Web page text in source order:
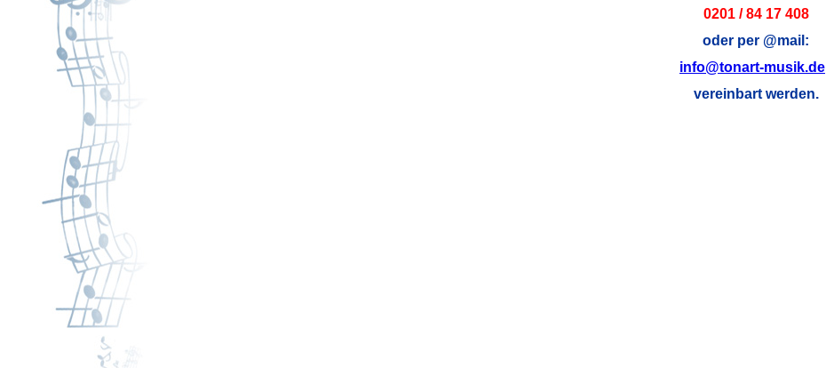
0201 / 84 17 408
oder per @mail:
info@tonart-musik.de
vereinbart werden.